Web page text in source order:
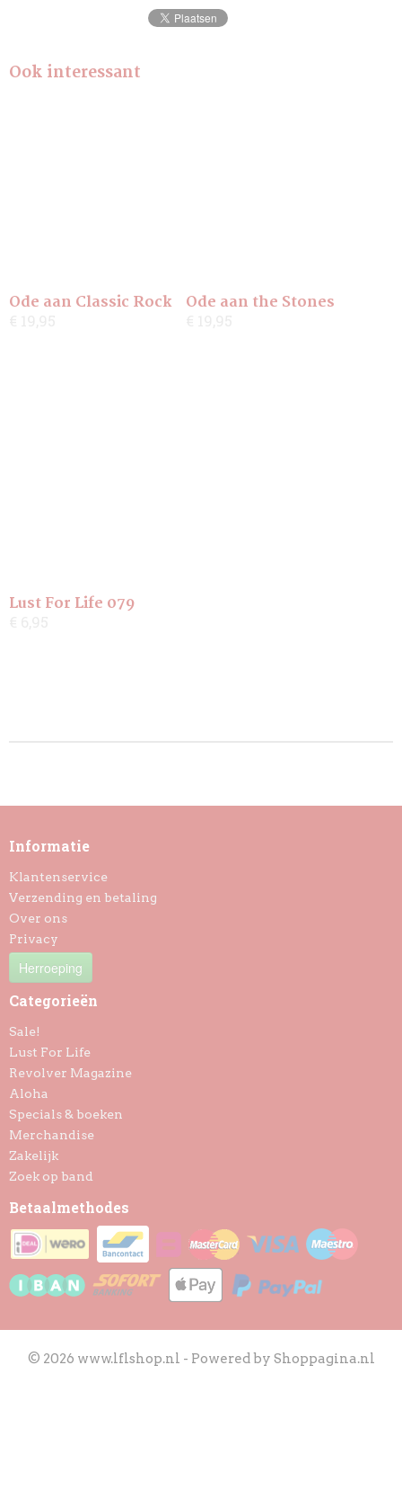
Ook interessant
Ode aan Classic Rock Ode aan the Stones
Lust For Life 079
Informatie
Klantenservice
Verzending en betaling
Over ons
Privacy
Herroeping
Categorieën
Sale!
Lust For Life
Revolver Magazine
Aloha
Specials & boeken
Merchandise
Zakelijk
Zoek op band
Betaalmethodes
© 2026 www.lflshop.nl - Powered by Shoppagina.nl